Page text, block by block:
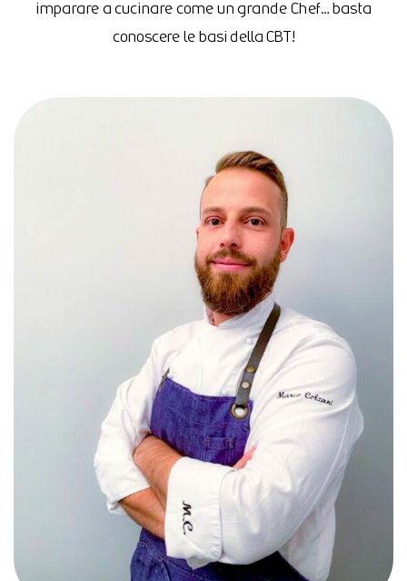
imparare a cucinare come un grande Chef… basta
conoscere le basi della CBT!